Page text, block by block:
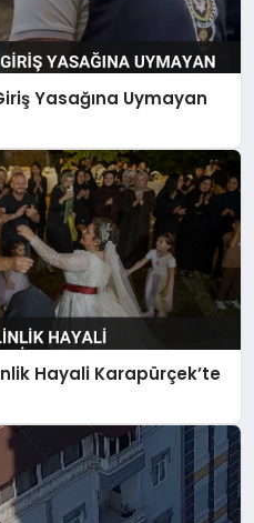
Yasağına Uymayan
Hayali Karapürçek’te